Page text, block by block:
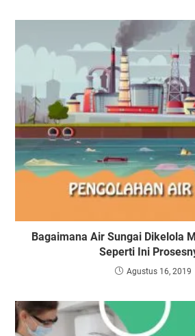
Bagaimana Air Sungai Dikelola
Seperti Ini
Agustus 16, 2019